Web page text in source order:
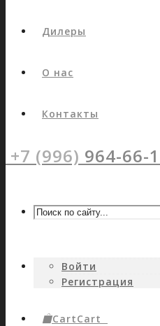
Дилеры
О нас
Контакты
+7 (996) 964-66-
Войти
Регистрация
CartCart